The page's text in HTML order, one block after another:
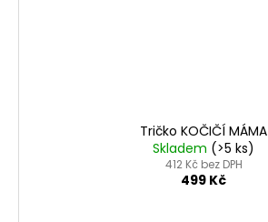
Tričko KOČIČÍ MÁMA
Skladem (>5 ks)
412 Kč bez DPH
499 Kč